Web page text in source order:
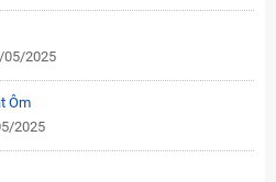
05/2025
Ôm
2025